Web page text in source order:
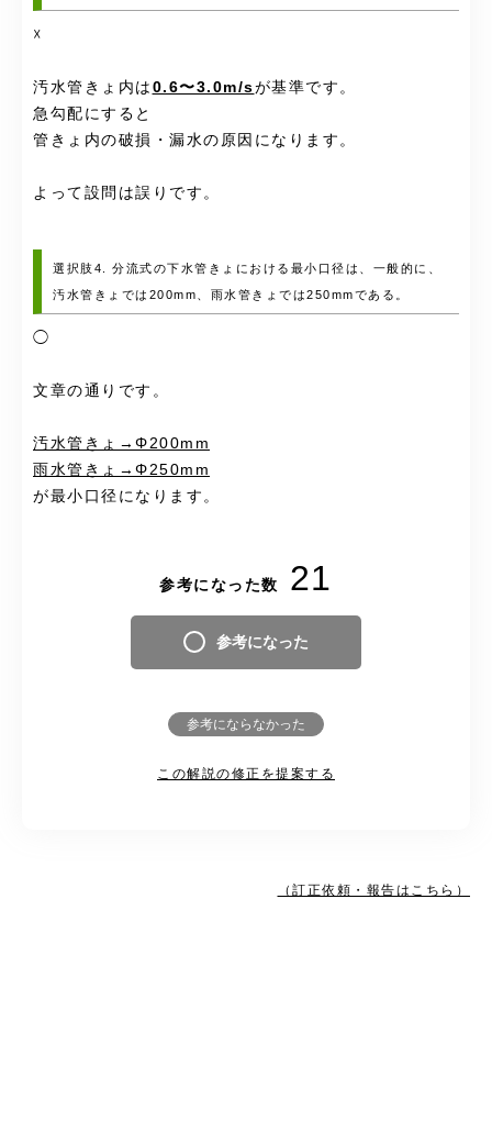
☓
汚水管きょ内は 0.6〜3.0m/sが基準です。
急勾配にすると
管きょ内の破損・漏水の原因になります。
よって設問は誤りです。
選択肢4. 分流式の下水管きょにおける最小口径は、一般的に、
汚水管きょでは200mm、雨水管きょでは250mmである。
◯
文章の通りです。
汚水管きょ→Φ200mm
雨水管きょ→Φ250mm
が最小口径になります。
参考になった数 21
参考になった
参考にならなかった
この解説の修正を提案する
（訂正依頼・報告はこちら）